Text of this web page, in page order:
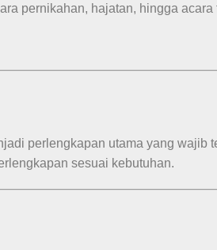
pernikahan, hajatan, hingga acara
perlengkapan utama yang wajib
sesuai kebutuhan.